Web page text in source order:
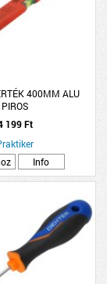
400MM ALU
PIROS
199 Ft
Info